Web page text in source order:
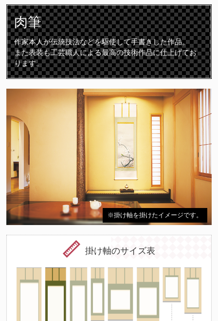
肉筆
作家本人が伝統技法などを駆使して手書きした作品。
また表装も工芸職人による最高の技術作品に仕上げてお
ります。
※掛け軸を掛けたイメージです。
掛け軸のサイズ表